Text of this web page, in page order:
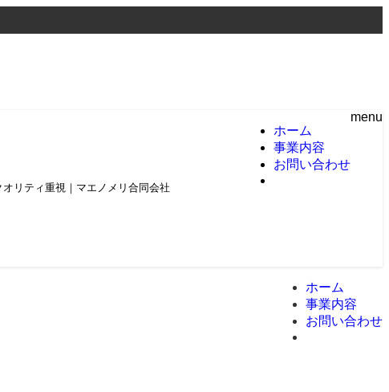
リティ重視｜マエノメリ合同会社
ホーム
事業内容
お問い合わせ
menu
ホーム
事業内容
お問い合わせ